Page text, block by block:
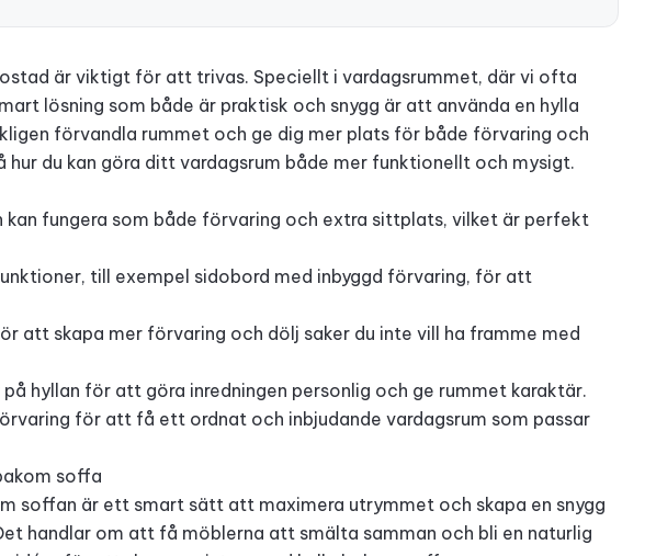
är viktigt för att trivas. Speciellt i vardagsrummet, där vi ofta
lösning som både är praktisk och snygg är att använda en hylla
förvandla rummet och ge dig mer plats för både förvaring och
hur du kan göra ditt vardagsrum både mer funktionellt och mysigt.
kan fungera som både förvaring och extra sittplats, vilket är perfekt
till exempel sidobord med inbyggd förvaring, för att
att skapa mer förvaring och dölj saker du inte vill ha framme med
hyllan för att göra inredningen personlig och ge rummet karaktär.
för att få ett ordnat och inbjudande vardagsrum som passar
soffa
soffan är ett smart sätt att maximera utrymmet och skapa en snygg
handlar om att få möblerna att smälta samman och bli en naturlig